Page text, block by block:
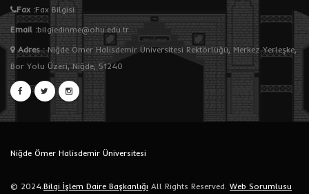
Fax :Fax Bilgisi
Email :bilgiedinme@ohu.edu.tr
Adres:Niğde Ömer Halisdemir Üniversitesi Rektörlüğü, Merkez Yerleşke,
Bor Yolu Üzeri, Niğde, 51240
Niğde Ömer Halisdemir Üniversitesi
© 2024. Bilgi İşlem Daire Başkanlığı All Rights Reserved. Web Sorumlusu